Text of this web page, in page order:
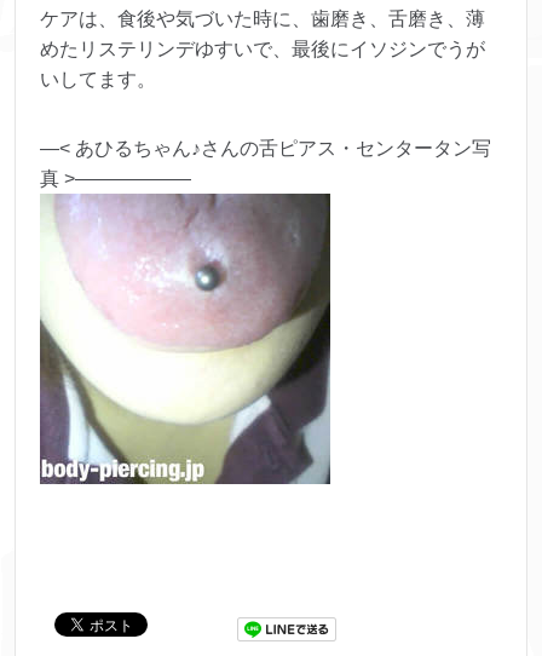
ケアは、食後や気づいた時に、歯磨き、舌磨き、薄
めたリステリンデゆすいで、最後にイソジンでうが
いしてます。
—< あひるちゃん♪さんの舌ピアス・センタータン写
真 >——————